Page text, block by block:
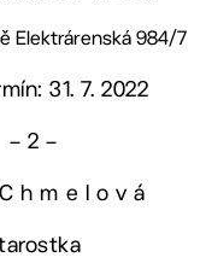
Elektrárenská 984/7
31. 7. 2022
– 2 –
h m e l o v á